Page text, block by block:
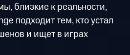
близкие к реальности,
подходит тем, кто устал
и ищет в играх